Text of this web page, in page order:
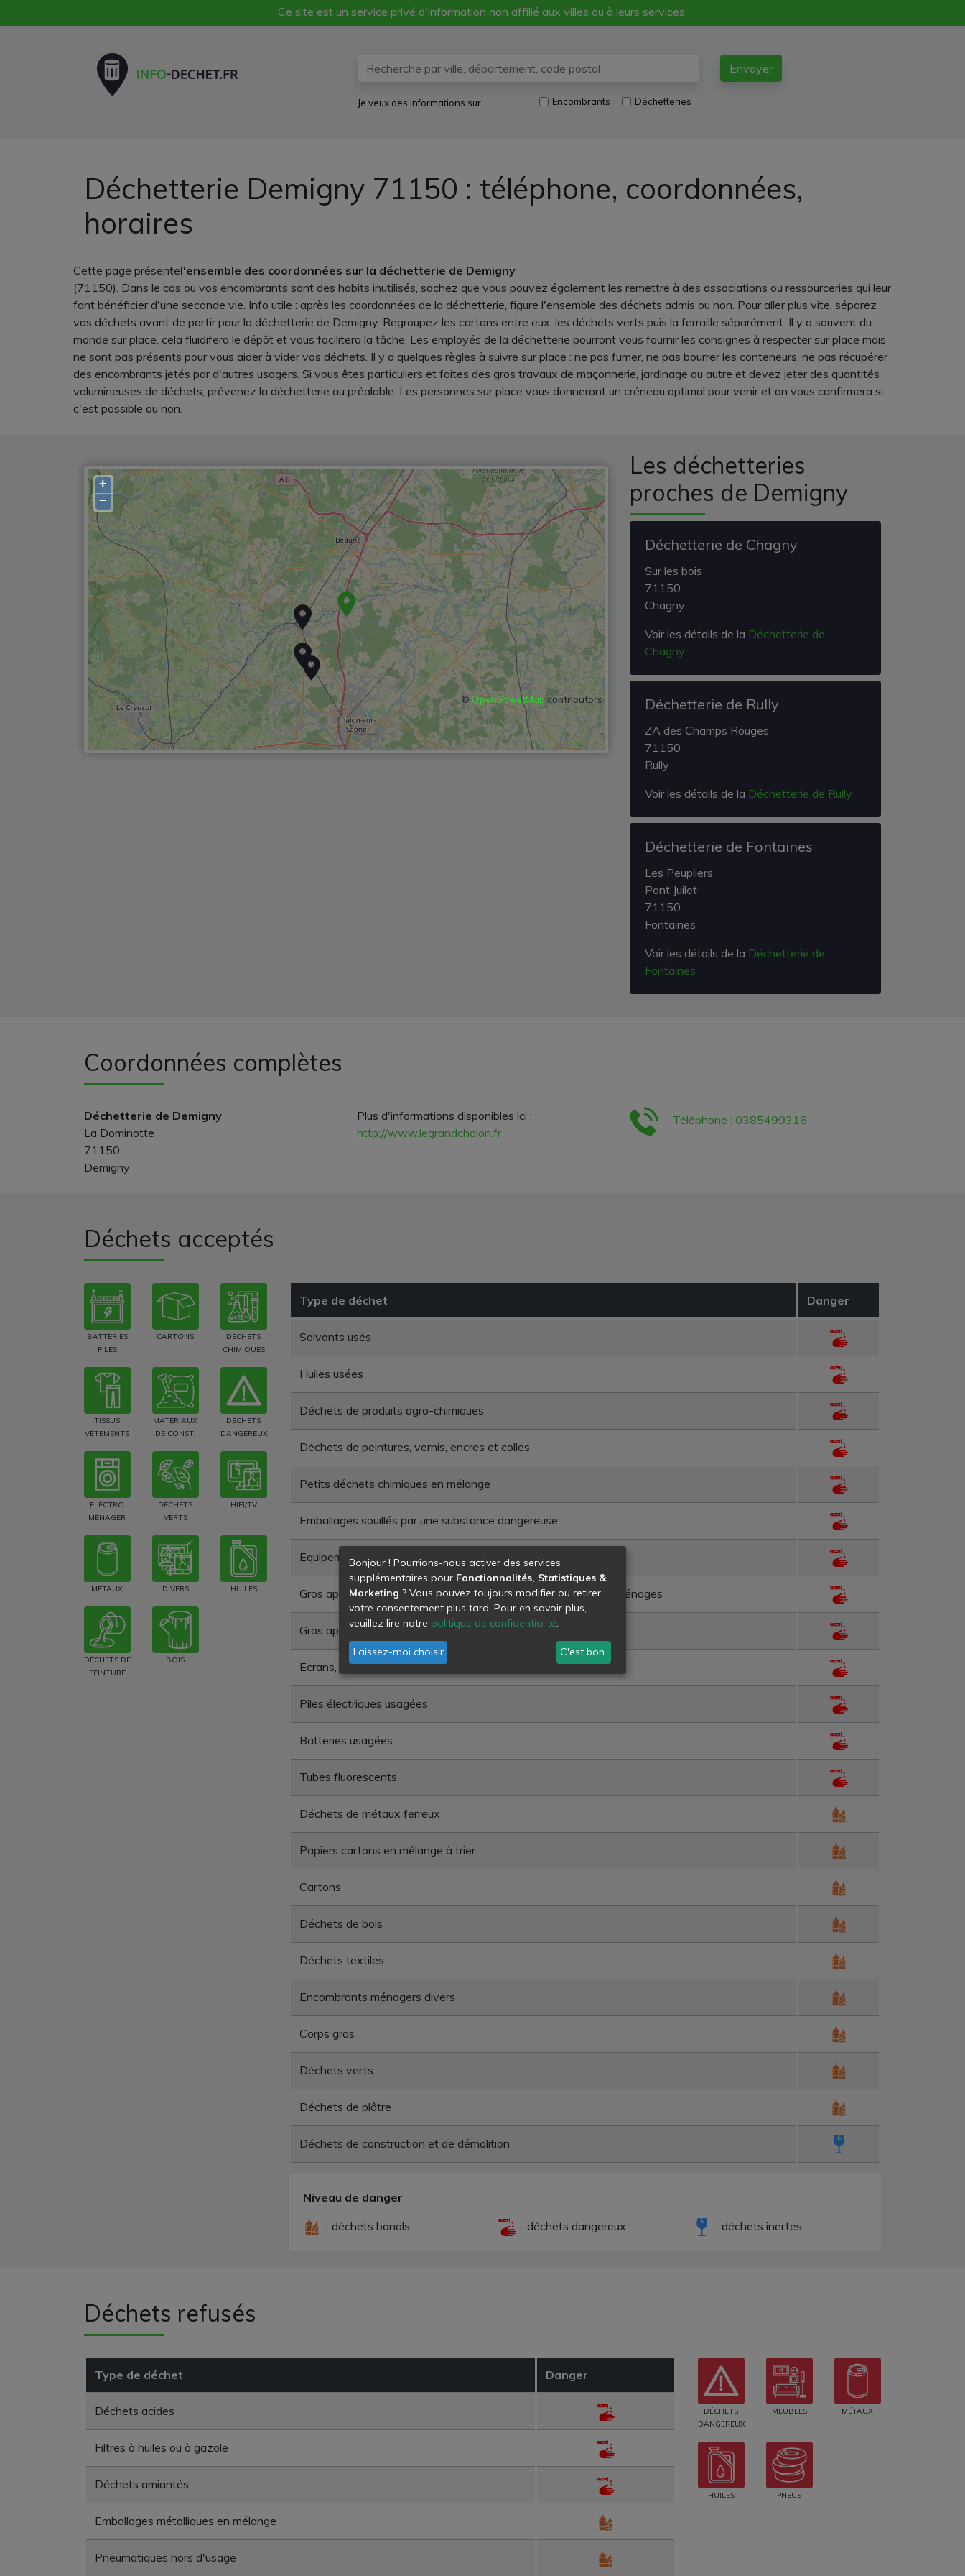
Ce site est un service privé d'information non affilié aux villes ou à leurs services.
Envoyer
Je veux des informations sur Encombrants Déchetteries
Déchetterie Demigny 71150 : téléphone, coordonnées,
horaires
Cette page présentel'ensemble des coordonnées sur la déchetterie de Demigny
(71150). Dans le cas ou vos encombrants sont des habits inutilisés, sachez que vous pouvez également les remettre à des associations ou ressourceries qui leur
font bénéficier d'une seconde vie. Info utile : après les coordonnées de la déchetterie, figure l'ensemble des déchets admis ou non. Pour aller plus vite, séparez
vos déchets avant de partir pour la déchetterie de Demigny. Regroupez les cartons entre eux, les déchets verts puis la ferraille séparément. Il y a souvent du
monde sur place, cela fluidifera le dépôt et vous facilitera la tâche. Les employés de la déchetterie pourront vous fournir les consignes à respecter sur place mais
ne sont pas présents pour vous aider à vider vos déchets. Il y a quelques règles à suivre sur place : ne pas fumer, ne pas bourrer les conteneurs, ne pas récupérer
des encombrants jetés par d'autres usagers. Si vous êtes particuliers et faites des gros travaux de maçonnerie, jardinage ou autre et devez jeter des quantités
volumineuses de déchets, prévenez la déchetterie au préalable. Les personnes sur place vous donneront un créneau optimal pour venir et on vous confirmera si
c'est possible ou non.
+
−
©OpenStreetMapcontributors
Les déchetteries
proches de Demigny
Déchetterie de Chagny
Sur les bois
71150
Chagny
Voir les détails de la Déchetterie de
Chagny
Déchetterie de Rully
ZA des Champs Rouges
71150
Rully
Voir les détails de la Déchetterie de Rully
Déchetterie de Fontaines
Les Peupliers
Pont Juilet
71150
Fontaines
Voir les détails de la Déchetterie de
Fontaines
Coordonnées complètes
Déchetterie de Demigny
La Dominotte
71150
Demigny
Plus d'informations disponibles ici :
http://www.legrandchalon.fr
Téléphone : 0385499316
Déchets acceptés
BATTERIES
PILES
CARTONS
DÉCHETS
CHIMIQUES
TISSUS
VÊTEMENTS
MATÉRIAUX
DE CONST.
DÉCHETS
DANGEREUX
ELECTRO
MÉNAGER
DÉCHETS
VERTS
HIFI/TV
MÉTAUX DIVERS HUILES
DÉCHETS DE
PEINTURE
BOIS
Type de déchet Danger
Solvants usés
Huiles usées
Déchets de produits agro-chimiques
Déchets de peintures, vernis, encres et colles
Petits déchets chimiques en mélange
Emballages souillés par une substance dangereuse
Equipements électriques et électroniques hors d'usage
Gros appareil à dominante métallique de type "blanc" pour les ménages
Gros appareils de production de froid
Ecrans, dont appareils à tubes cathodiques
Piles électriques usagées
Batteries usagées
Tubes fluorescents
Déchets de métaux ferreux
Papiers cartons en mélange à trier
Cartons
Déchets de bois
Déchets textiles
Encombrants ménagers divers
Corps gras
Déchets verts
Déchets de plâtre
Déchets de construction et de démolition
Niveau de danger
- déchets banals
- déchets dangereux - déchets inertes
Déchets refusés
Type de déchet Danger
Déchets acides
Filtres à huiles ou à gazole
Déchets amiantés
Emballages métalliques en mélange
Pneumatiques hors d'usage
DÉCHETS
DANGEREUX
MEUBLES MÉTAUX
HUILES PNEUS
Bonjour ! Pourrions-nous activer des services
supplémentaires pour Fonctionnalités, Statistiques &
Marketing ? Vous pouvez toujours modifier ou retirer
votre consentement plus tard. Pour en savoir plus,
veuillez lire notre politique de confidentialité.
Laissez-moi choisir C'est bon.